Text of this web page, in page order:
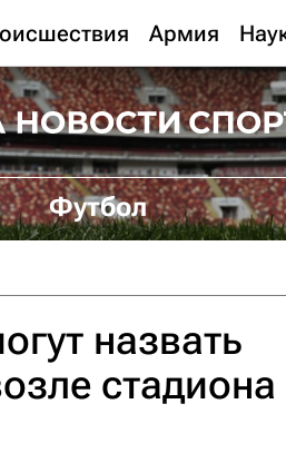
Армия
Футбол
назвать
стадиона